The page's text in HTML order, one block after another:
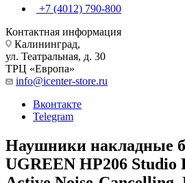
+7 (4012) 790-800
Контактная информация
Калининград,
ул. Театральная, д. 30
ТРЦ «Европа»
info@icenter-store.ru
Вконтакте
Telegram
Наушники накладные
UGREEN HP206